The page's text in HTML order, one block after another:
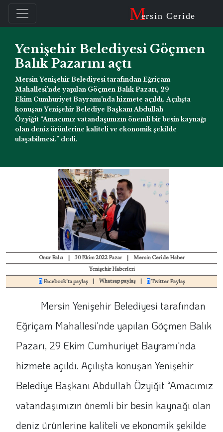
Mersin Ceride
Yenişehir Belediyesi Göçmen
Balık Pazarını açtı
Mersin Yenişehir Belediyesi tarafından Eğriçam
Mahallesi'nde yapılan Göçmen Balık Pazarı, 29
Ekim Cumhuriyet Bayramı'nda hizmete açıldı. Açılışta
konuşan Yenişehir Belediye Başkanı Abdullah
Özyiğit “Amacımız vatandaşımızın önemli bir besin kaynağı
olan deniz ürünlerine kaliteli ve ekonomik şekilde
ulaşabilmesi.” dedi.
Onur Balcı 30 Ekim 2022 Pazar Mersin Ceride Haber
Yenişehir Haberleri
Facebook'ta paylaş Whatsap paylaş Twitter Paylaş
Mersin Yenişehir Belediyesi tarafından
Eğriçam Mahallesi'nde yapılan Göçmen Balık
Pazarı, 29 Ekim Cumhuriyet Bayramı'nda
hizmete açıldı. Açılışta konuşan Yenişehir
Belediye Başkanı Abdullah Özyiğit “Amacımız
vatandaşımızın önemli bir besin kaynağı olan
deniz ürünlerine kaliteli ve ekonomik şekilde